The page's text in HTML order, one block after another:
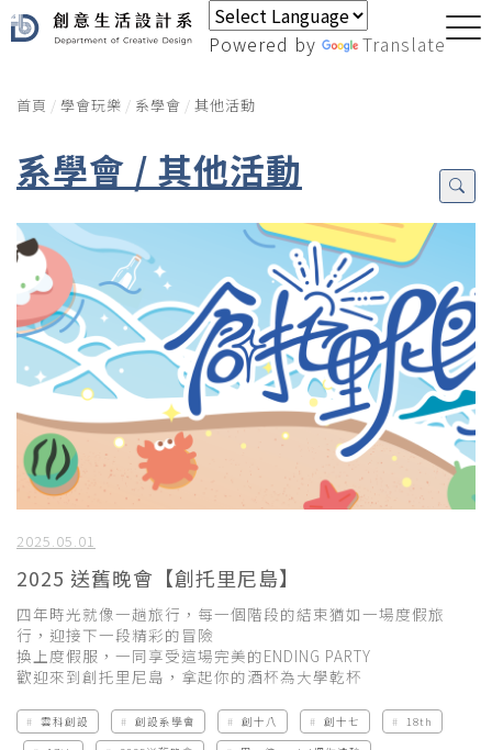
Powered by Translate
首頁 學會玩樂 系學會 其他活動
系學會 / 其他活動
2025.05.01
2025 送舊晚會【創托里尼島】
四年時光就像一趟旅行，每一個階段的結束猶如一場度假旅
行，迎接下一段精彩的冒險
換上度假服，一同享受這場完美的ENDING PARTY
歡迎來到創托里尼島，拿起你的酒杯為大學乾杯
雲科創設 創設系學會 創十八 創十七
18th